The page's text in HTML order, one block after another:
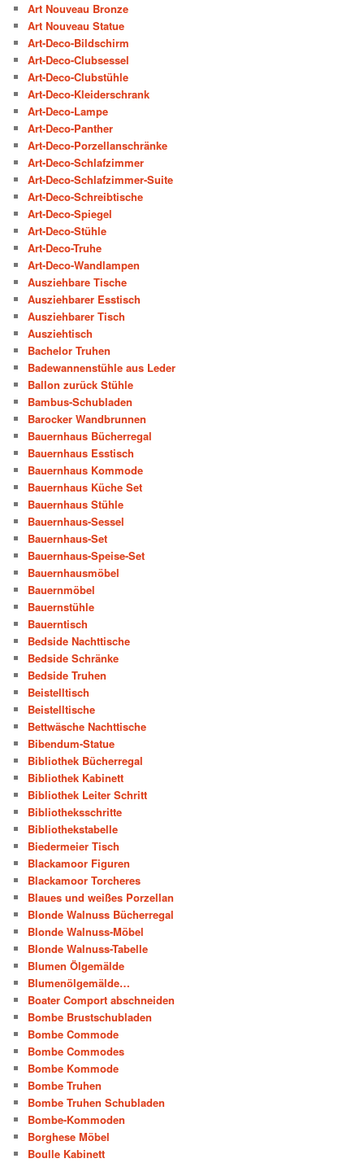
Art Nouveau Bronze
Art Nouveau Statue
Art-Deco-Bildschirm
Art-Deco-Clubsessel
Art-Deco-Clubstühle
Art-Deco-Kleiderschrank
Art-Deco-Lampe
Art-Deco-Panther
Art-Deco-Porzellanschränke
Art-Deco-Schlafzimmer
Art-Deco-Schlafzimmer-Suite
Art-Deco-Schreibtische
Art-Deco-Spiegel
Art-Deco-Stühle
Art-Deco-Truhe
Art-Deco-Wandlampen
Ausziehbare Tische
Ausziehbarer Esstisch
Ausziehbarer Tisch
Ausziehtisch
Bachelor Truhen
Badewannenstühle aus Leder
Ballon zurück Stühle
Bambus-Schubladen
Barocker Wandbrunnen
Bauernhaus Bücherregal
Bauernhaus Esstisch
Bauernhaus Kommode
Bauernhaus Küche Set
Bauernhaus Stühle
Bauernhaus-Sessel
Bauernhaus-Set
Bauernhaus-Speise-Set
Bauernhausmöbel
Bauernmöbel
Bauernstühle
Bauerntisch
Bedside Nachttische
Bedside Schränke
Bedside Truhen
Beistelltisch
Beistelltische
Bettwäsche Nachttische
Bibendum-Statue
Bibliothek Bücherregal
Bibliothek Kabinett
Bibliothek Leiter Schritt
Bibliotheksschritte
Bibliothekstabelle
Biedermeier Tisch
Blackamoor Figuren
Blackamoor Torcheres
Blaues und weißes Porzellan
Blonde Walnuss Bücherregal
Blonde Walnuss-Möbel
Blonde Walnuss-Tabelle
Blumen Ölgemälde
Blumenölgemälde…
Boater Comport abschneiden
Bombe Brustschubladen
Bombe Commode
Bombe Commodes
Bombe Kommode
Bombe Truhen
Bombe Truhen Schubladen
Bombe-Kommoden
Borghese Möbel
Boulle Kabinett